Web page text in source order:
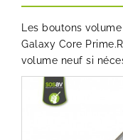
Les boutons
Galaxy Core
volume neuf si